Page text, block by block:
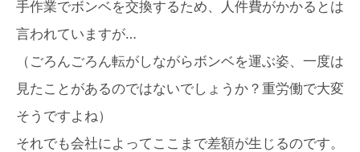
手作業でボンベを交換するため、人件費がかかるとは
言われていますが…
（ごろんごろん転がしながらボンベを運ぶ姿、一度は
見たことがあるのではないでしょうか？重労働で大変
そうですよね）
それでも会社によってここまで差額が生じるのです。